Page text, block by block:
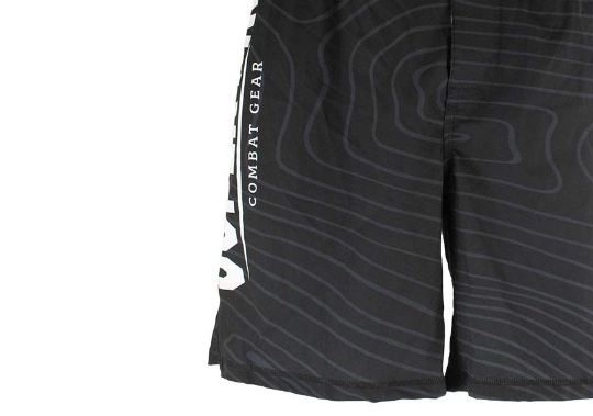
Voor dames
Zakhandschoenen
Trainingsartikelen
Bokszak
Bevestigingsmateriaal
bokszak
Bokspoppen
Stoot- en trapkussens
Stootkussens en pads